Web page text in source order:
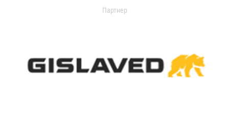
Партнер